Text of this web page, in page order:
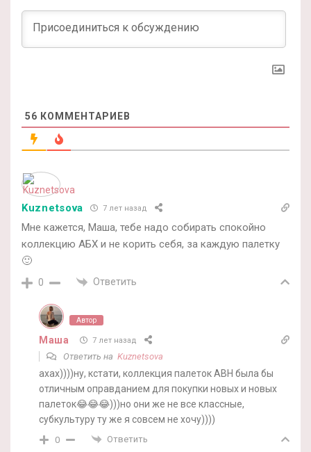
56 КОММЕНТАРИЕВ
Kuznetsova 7 лет назад
Мне кажется, Маша, тебе надо собирать спокойно
коллекцию АБХ и не корить себя, за каждую палетку
🙂
0 Ответить
Автор
Маша 7 лет назад
Ответить на Kuznetsova
ахах))))ну, кстати, коллекция палеток ABH была бы
отличным оправданием для покупки новых и новых
палеток😂😂😂)))но они же не все классные,
субкультуру ту же я совсем не хочу))))
0 Ответить